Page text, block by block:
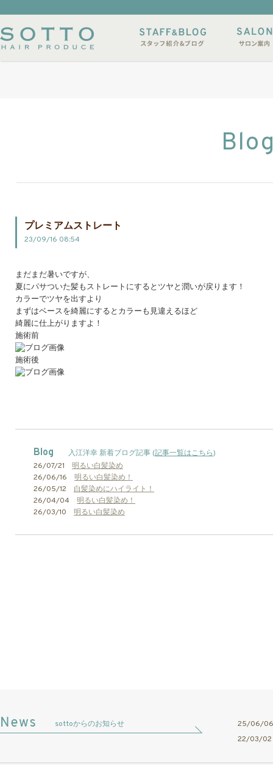
ルサンプル 店休日
プレミアムストレート
23/09/16 08:54
まだまだ暑いですが、
夏にパサついた髪もストレートにするとツヤと潤いが戻ります！
カラーでツヤを出すより
まずはベースを綺麗にするとカラーも見違えるほど
綺麗に仕上がりますよ！
施術前
施術後
Blog 入江洋幸 新着ブログ記事 (記事一覧はこちら)
26/07/21 明るい白髪染め
26/06/16 明るい白髪染め！
26/05/12 白髪染めにハイライト！
26/04/04 明るい白髪染め！
26/03/10 明るい白髪染め
sottoからのお知らせ
25/06/
22/03/